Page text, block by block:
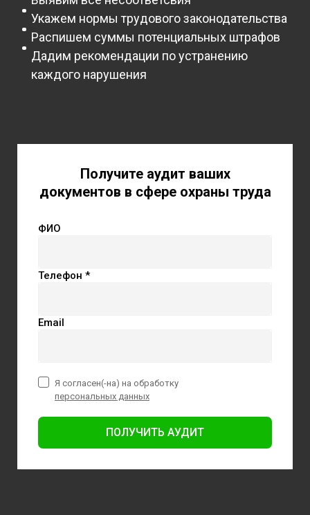
Укажем нормы трудового законодательства
Распишем суммы потенциальных штрафов
Дадим рекомендации по устранению
каждого нарушения
Получите аудит ваших
документов в сфере охраны труда
ФИО
Телефон *
Email
ПОЛУЧИТЬ АУДИТ
Я согласен(-на) на обработку
персональных данных